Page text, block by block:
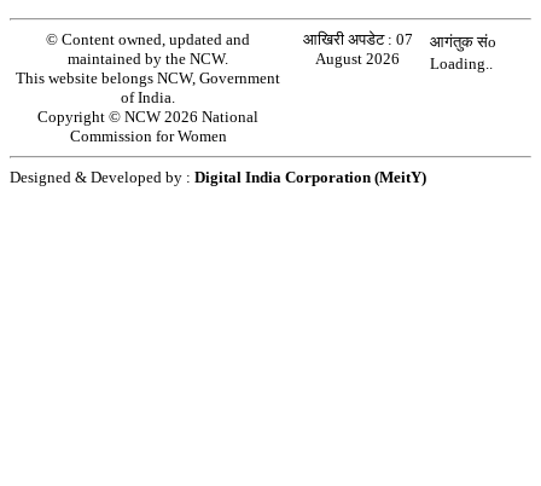
© Content owned, updated and
maintained by the NCW.
This website belongs NCW, Government
of India.
Copyright © NCW 2026 National
Commission for Women
आखिरी अपडेट : 07
August 2026
आगंतुक संo
Loading..
Designed & Developed by : Digital India Corporation (MeitY)